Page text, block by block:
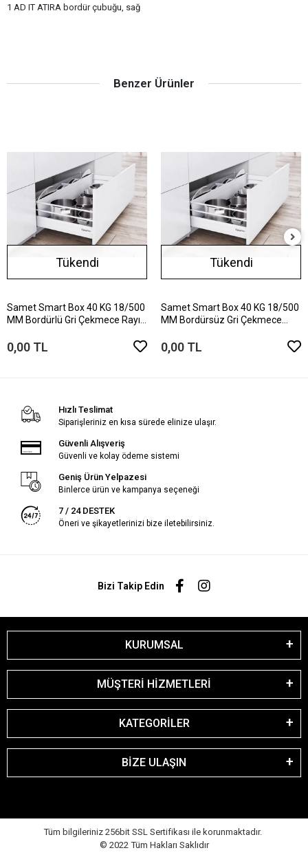
1 AD IT ATIRA bordür çubuğu, sağ
Benzer Ürünler
Tükendi
Samet Smart Box 40 KG 18/500
MM Bordürlü Gri Çekmece Rayı
0,00 TL
Tükendi
Samet Smart Box 40 KG 18/500
MM Bordürsüz Gri Çekmece
0,00 TL
Hızlı Teslimat
Siparişleriniz en kısa sürede elinize ulaşır.
Güvenli Alışveriş
Güvenli ve kolay ödeme sistemi
Geniş Ürün Yelpazesi
Binlerce ürün ve kampanya seçeneği
7 / 24 DESTEK
Öneri ve şikayetlerinizi bize iletebilirsiniz.
Bizi Takip Edin
KURUMSAL
MÜŞTERİ HİZMETLERİ
KATEGORİLER
BİZE ULAŞIN
Tüm bilgileriniz 256bit SSL Sertifikası ile korunmaktadır.
© 2022 Tüm Hakları Saklıdır